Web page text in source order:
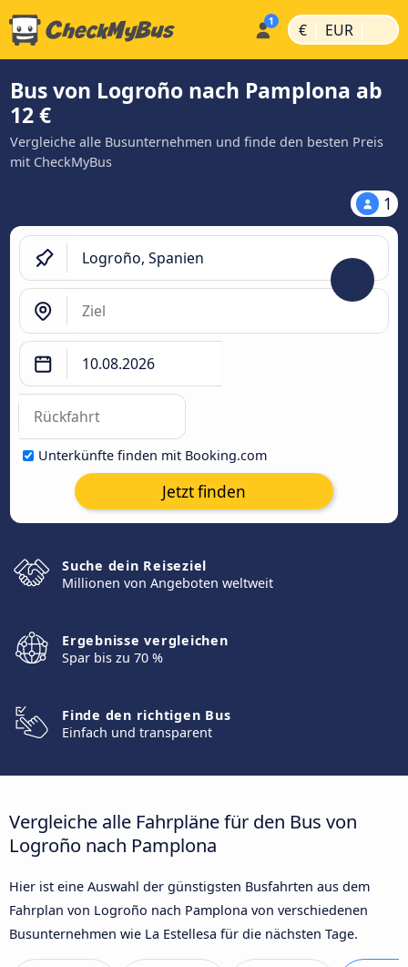
€ | EUR |
Bus von Logroño nach Pamplona ab
12 €
Vergleiche alle Busunternehmen und finde den besten Preis
mit CheckMyBus
1
Unterkünfte finden mit Booking.com
Jetzt finden
Suche dein Reiseziel
Millionen von Angeboten weltweit
Ergebnisse vergleichen
Spar bis zu 70 %
Finde den richtigen Bus
Einfach und transparent
Vergleiche alle Fahrpläne für den Bus von
Logroño nach Pamplona
Hier ist eine Auswahl der günstigsten Busfahrten aus dem
Fahrplan von Logroño nach Pamplona von verschiedenen
Busunternehmen wie La Estellesa für die nächsten Tage.